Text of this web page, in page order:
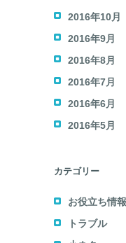
2016年10月
2016年9月
2016年8月
2016年7月
2016年6月
2016年5月
カテゴリー
お役立ち情報
トラブル